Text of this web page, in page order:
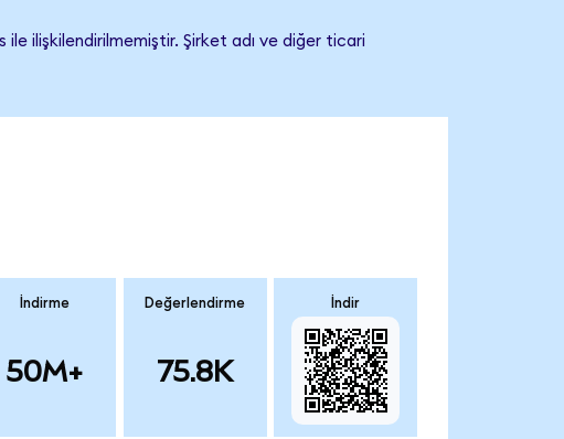
ilişkilendirilmemiştir. Şirket adı ve diğer ticari
İndirme
50M+
Değerlendirme
75.8K
İndir